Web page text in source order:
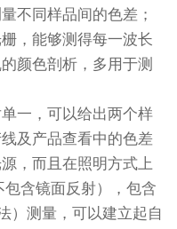
不同样品间的色差；
，能够测得每一波长
颜色剖析，多用于测
一，可以给出两个样
及产品查看中的色差
，而且在照明方式上
含镜面反射），包含
）测量，可以建立起自